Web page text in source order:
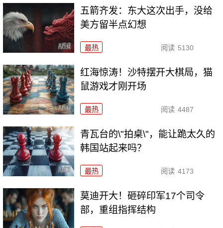
五箭齐发：东大这次出手，没给
美方留半点幻想
最热 阅读 5130
红海惊涛！沙特摆开大棋局，猫
鼠游戏才刚开场
最热 阅读 4487
青瓦台的\"拍桌\"，能让跪太久的
韩国站起来吗？
最热 阅读 4173
莫迪开大！砸碎印军17个司令
部，重组指挥结构